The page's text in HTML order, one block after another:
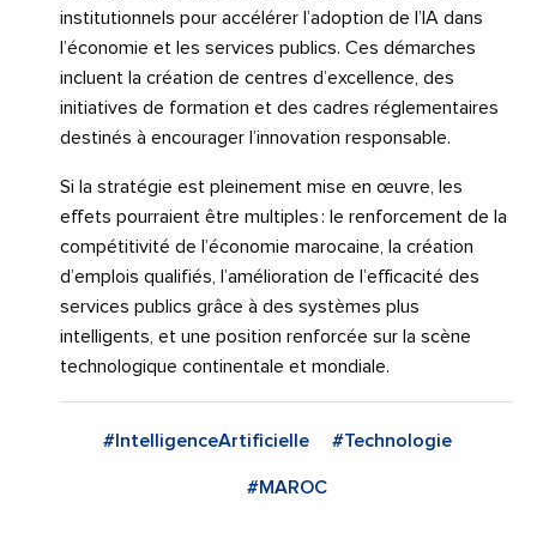
institutionnels pour accélérer l’adoption de l’IA dans
l’économie et les services publics. Ces démarches
incluent la création de centres d’excellence, des
initiatives de formation et des cadres réglementaires
destinés à encourager l’innovation responsable.
Si la stratégie est pleinement mise en œuvre, les
effets pourraient être multiples : le renforcement de la
compétitivité de l’économie marocaine, la création
d’emplois qualifiés, l’amélioration de l’efficacité des
services publics grâce à des systèmes plus
intelligents, et une position renforcée sur la scène
technologique continentale et mondiale.
#IntelligenceArtificielle #Technologie
#MAROC